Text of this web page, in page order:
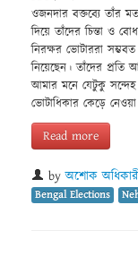
ওজনদার বক্তব্যে তাঁর মত
দিয়ে তাঁদের চিন্তা ও
নিরক্ষর ভোটাররা
নিয়েছেন। তাঁদের প্রতি
আমার মনে যেটুকু
ভোটাধিকার কেড়ে
Read more
byঅশোক
Bengal Elections